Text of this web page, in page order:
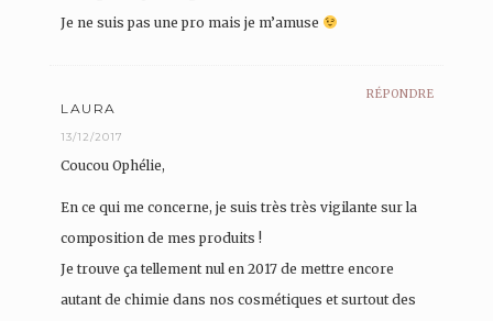
Je ne suis pas une pro mais je m’amuse
RÉPONDRE
LAURA
13/12/2017
Coucou Ophélie,
En ce qui me concerne, je suis très très vigilante sur la
composition de mes produits !
Je trouve ça tellement nul en 2017 de mettre encore
autant de chimie dans nos cosmétiques et surtout des